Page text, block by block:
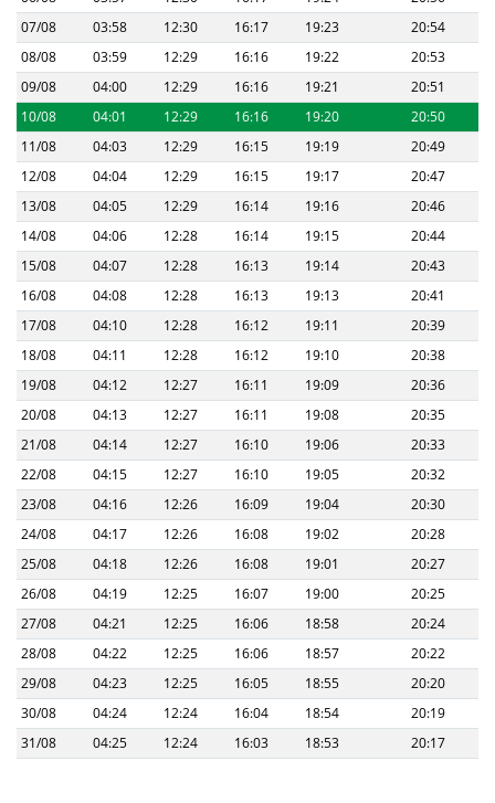
07/08
03:58 12:30 16:17 19:23
20:54
08/08
03:59 12:29 16:16 19:22
20:53
09/08
04:00 12:29 16:16 19:21
20:51
10/08
04:01 12:29 16:16 19:20
20:50
11/08
04:03 12:29 16:15 19:19
20:49
12/08
04:04 12:29 16:15 19:17
20:47
13/08
04:05 12:29 16:14 19:16
20:46
14/08
04:06 12:28 16:14 19:15
20:44
15/08
04:07 12:28 16:13 19:14
20:43
16/08
04:08 12:28 16:13 19:13
20:41
17/08
04:10 12:28 16:12 19:11
20:39
18/08
04:11 12:28 16:12 19:10
20:38
19/08
04:12 12:27 16:11 19:09
20:36
20/08
04:13 12:27 16:11 19:08
20:35
21/08
04:14 12:27 16:10 19:06
20:33
22/08
04:15 12:27 16:10 19:05
20:32
23/08
04:16 12:26 16:09 19:04
20:30
24/08
04:17 12:26 16:08 19:02
20:28
25/08
04:18 12:26 16:08 19:01
20:27
26/08
04:19 12:25 16:07 19:00
20:25
27/08
04:21 12:25 16:06 18:58
20:24
28/08
04:22 12:25 16:06 18:57
20:22
29/08
04:23 12:25 16:05 18:55
20:20
30/08
04:24 12:24 16:04 18:54
20:19
31/08
04:25 12:24 16:03 18:53 20:17